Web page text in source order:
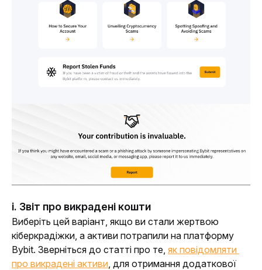
i. Звіт про викрадені кошти
Виберіть цей варіант, якщо ви стали жертвою
кіберкрадіжки, а активи потрапили на платформу
Bybit. Зверніться до статті про те, як повідомляти
про викрадені активи , для отримання додаткової